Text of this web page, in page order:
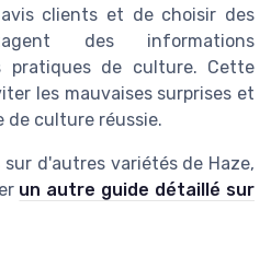
clients et de choisir des
des informations
pratiques de culture. Cette
les mauvaises surprises et
de culture réussie.
d'autres variétés de Haze,
un autre guide détaillé sur